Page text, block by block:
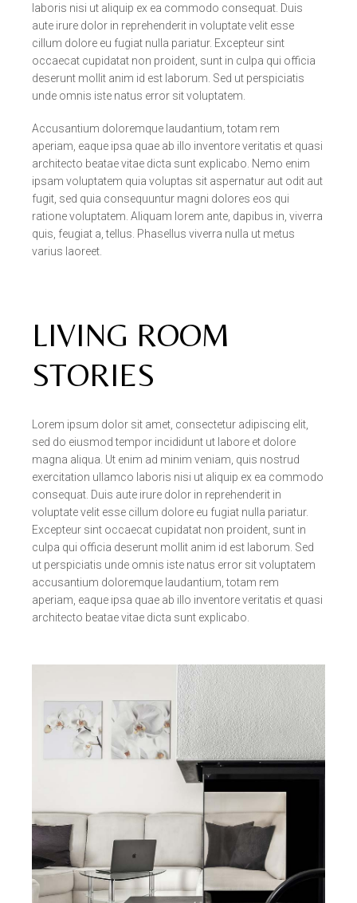
laboris nisi ut aliquip ex ea commodo consequat. Duis
aute irure dolor in reprehenderit in voluptate velit esse
cillum dolore eu fugiat nulla pariatur. Excepteur sint
occaecat cupidatat non proident, sunt in culpa qui officia
deserunt mollit anim id est laborum. Sed ut perspiciatis
unde omnis iste natus error sit voluptatem.
Accusantium doloremque laudantium, totam rem
aperiam, eaque ipsa quae ab illo inventore veritatis et quasi
architecto beatae vitae dicta sunt explicabo. Nemo enim
ipsam voluptatem quia voluptas sit aspernatur aut odit aut
fugit, sed quia consequuntur magni dolores eos qui
ratione voluptatem. Aliquam lorem ante, dapibus in, viverra
quis, feugiat a, tellus. Phasellus viverra nulla ut metus
varius laoreet.
LIVING ROOM
STORIES
Lorem ipsum dolor sit amet, consectetur adipiscing elit,
sed do eiusmod tempor incididunt ut labore et dolore
magna aliqua. Ut enim ad minim veniam, quis nostrud
exercitation ullamco laboris nisi ut aliquip ex ea commodo
consequat. Duis aute irure dolor in reprehenderit in
voluptate velit esse cillum dolore eu fugiat nulla pariatur.
Excepteur sint occaecat cupidatat non proident, sunt in
culpa qui officia deserunt mollit anim id est laborum. Sed
ut perspiciatis unde omnis iste natus error sit voluptatem
accusantium doloremque laudantium, totam rem
aperiam, eaque ipsa quae ab illo inventore veritatis et quasi
architecto beatae vitae dicta sunt explicabo.